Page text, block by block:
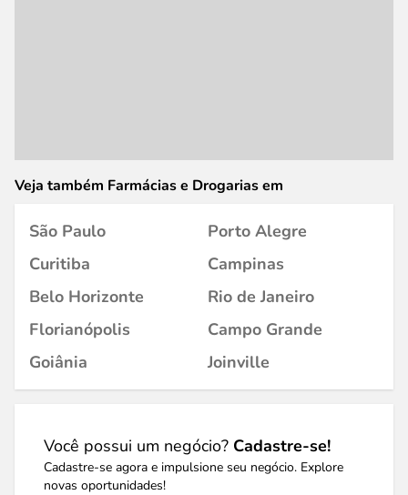
Veja também Farmácias e Drogarias em
São Paulo
Porto Alegre
Curitiba
Campinas
Belo Horizonte
Rio de Janeiro
Florianópolis
Campo Grande
Goiânia
Joinville
Você possui um negócio? Cadastre-se!
Cadastre-se agora e impulsione seu negócio. Explore
novas oportunidades!